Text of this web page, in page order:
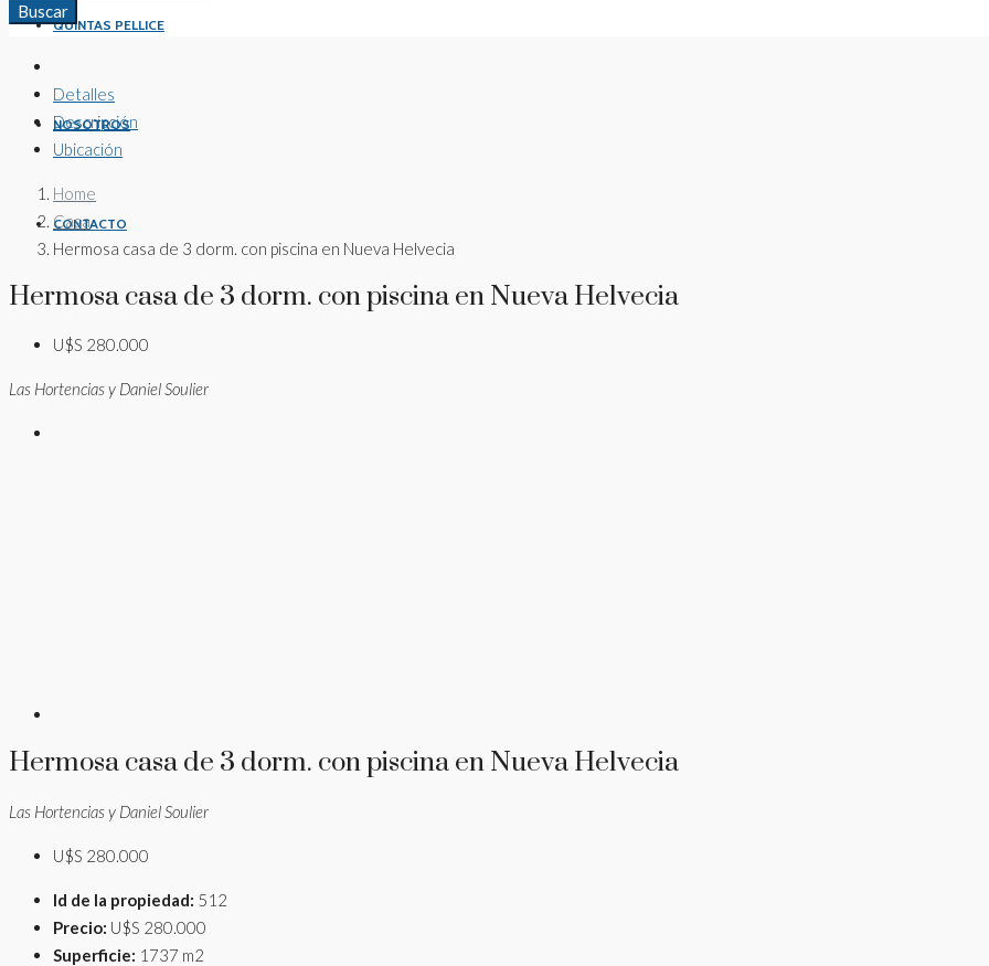
QUINTAS PELLICE
NOSOTROS
CONTACTO
Buscar
Detalles
Descripción
Ubicación
Home
Casa
Hermosa casa de 3 dorm. con piscina en Nueva Helvecia
Hermosa casa de 3 dorm. con piscina en Nueva Helvecia
U$S 280.000
Las Hortencias y Daniel Soulier
Hermosa casa de 3 dorm. con piscina en Nueva Helvecia
Las Hortencias y Daniel Soulier
U$S 280.000
Id de la propiedad: 512
Precio: U$S 280.000
Superficie: 1737 m2